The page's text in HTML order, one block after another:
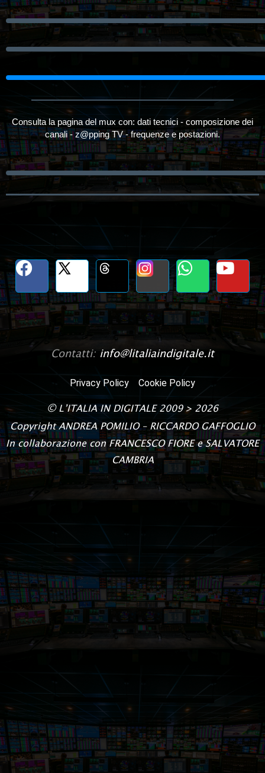
Consulta la pagina del mux con: dati tecnici - composizione dei
canali - z@pping TV - frequenze e postazioni.
Contatti: info@litaliaindigitale.it
Privacy Policy Cookie Policy
© L’ITALIA IN DIGITALE2009 > 2026
CopyrightANDREA POMILIO – RICCARDO GAFFOGLIO
In collaborazione con FRANCESCO FIORE e SALVATORE
CAMBRIA